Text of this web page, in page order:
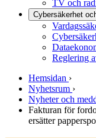
TV och
Cybersäkerhet
Reglering
Hemsidan ›
Nyhetsrum ›
Nyheter och
Fakturan för
ersätter